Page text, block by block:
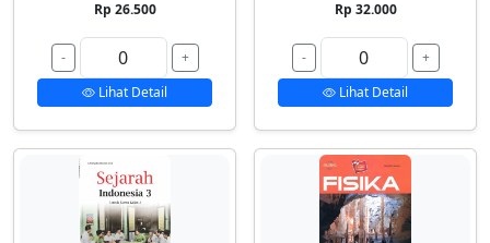
Rp 26.500
-
+
Lihat Detail
Rp 32.000
-
+
Lihat Detail